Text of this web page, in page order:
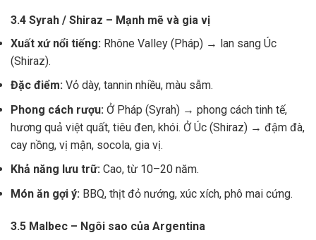
3.4 Syrah / Shiraz – Mạnh mẽ và gia vị
Xuất xứ nổi tiếng: Rhône Valley (Pháp) → lan sang Úc
(Shiraz).
Đặc điểm: Vỏ dày, tannin nhiều, màu sẫm.
Phong cách rượu: Ở Pháp (Syrah) → phong cách tinh tế,
hương quả việt quất, tiêu đen, khói. Ở Úc (Shiraz) → đậm đà,
cay nồng, vị mận, socola, gia vị.
Khả năng lưu trữ: Cao, từ 10–20 năm.
Món ăn gợi ý: BBQ, thịt đỏ nướng, xúc xích, phô mai cứng.
3.5 Malbec – Ngôi sao của Argentina